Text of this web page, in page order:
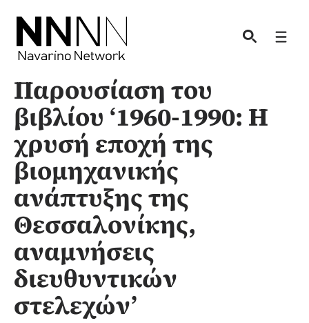
content
Παρουσίαση του
βιβλίου ‘1960-1990: Η
χρυσή εποχή της
βιομηχανικής
ανάπτυξης της
Θεσσαλονίκης,
αναμνήσεις
διευθυντικών
στελεχών’